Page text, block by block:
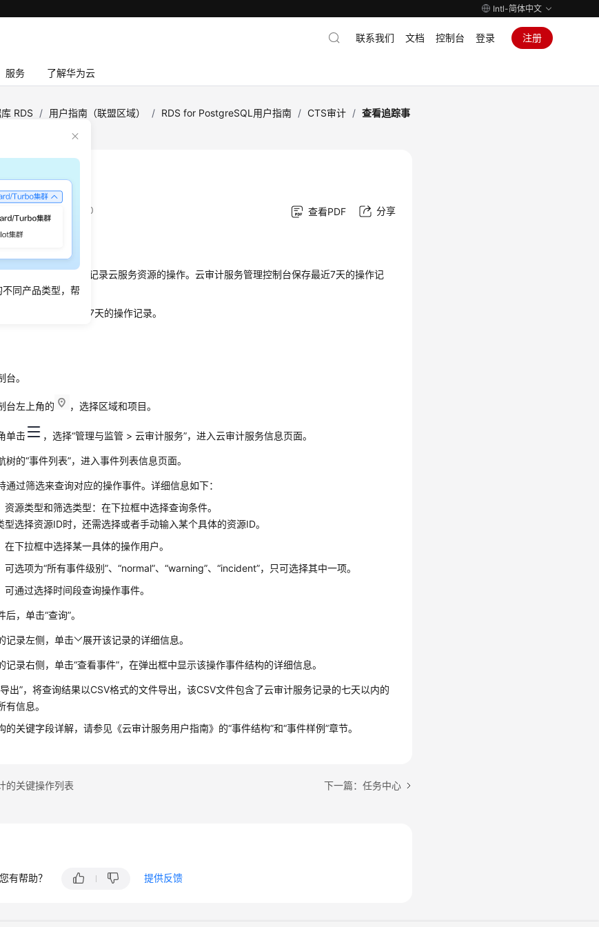
Intl-简体中文
服务 了解华为云
联系我们 文档 控制台 登录 注册
同产品类型，帮
RDS / 用户指南（联盟区域） / RDS for PostgreSQL用户指南 / CTS审计 / 查看追踪事
事件
12-26 GMT+08:00 查看PDF 分享
后，系统开始记录云服务资源的操作。云审计服务管理控制台保存最近7天的操作记
理控制台查看最近7天的操作记录。
。
台左上角的 ，选择区域和项目。
单击 ，选择“管理与监管 > 云审计服务”，进入云审计服务信息页面。
树的“事件列表”，进入事件列表信息页面。
通过筛选来查询对应的操作事件。详细信息如下：
资源类型和筛选类型：在下拉框中选择查询条件。
型选择资源ID时，还需选择或者手动输入某个具体的资源ID。
在下拉框中选择某一具体的操作用户。
可选项为“所有事件级别”、“normal”、“warning”、“incident”，只可选择其中一项。
可通过选择时间段查询操作事件。
，单击“查询”。
记录左侧，单击 展开该记录的详细信息。
记录右侧，单击“查看事件”，在弹出框中显示该操作事件结构的详细信息。
出”，将查询结果以CSV格式的文件导出，该CSV文件包含了云审计服务记录的七天以内的
有信息。
的关键字段详解，请参见《云审计服务用户指南》的“事件结构”和“事件样例”章节。
的关键操作列表 下一篇：任务中心
有帮助？ 提供反馈